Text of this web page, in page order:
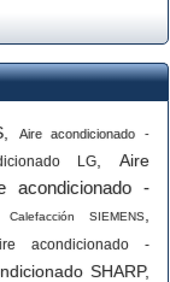
,
Aire acondicionado -
LG ,Aire
acondicionado -
SIEMENS
acondicionado -
SHARP,